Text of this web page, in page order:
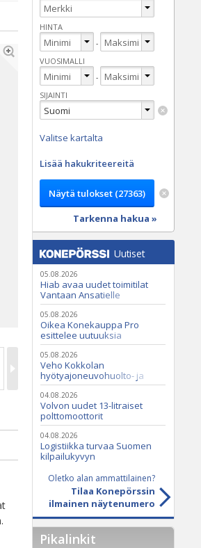
HINTA
-
VUOSIMALLI
-
SIJAINTI
Valitse kartalta
Lisää hakukriteereitä
Tarkenna hakua »
Uutiset
05.08.2026
Hiab avaa uudet toimitilat
Vantaan Ansatielle
05.08.2026
Oikea Konekauppa Pro
esittelee uutuuksia
ammattikäyttöön
05.08.2026
Veho Kokkolan
hyötyajoneuvohuolto- ja
varaosatoiminnot Q2 Service
Oy:lle lokakuussa
04.08.2026
Volvon uudet 13-litraiset
polttomoottorit
04.08.2026
Logistiikka turvaa Suomen
kilpailukyvyn
Oletko alan ammattilainen?
Tilaa Konepörssin
ilmainen näytenumero
Pikalinkit